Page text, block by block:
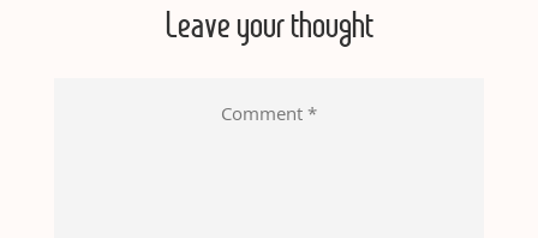
Leave your thought